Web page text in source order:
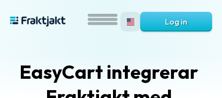
Log in
EasyCart integrerar